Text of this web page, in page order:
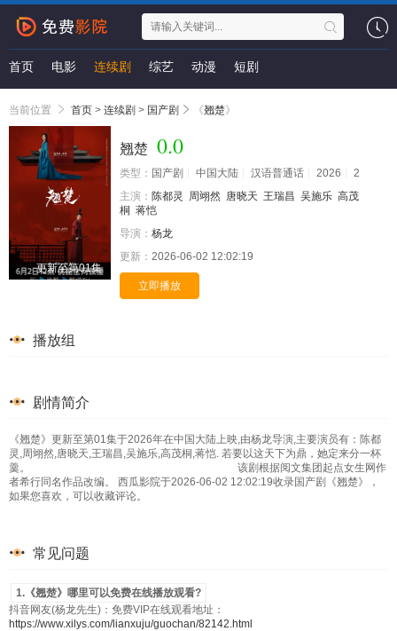
首页 电影 连续剧 综艺 动漫 短剧
当前位置 首页 > 连续剧 > 国产剧 《翘楚》
更新至第01集
翘楚 0.0
类型： 国产剧 中国大陆 汉语普通话 2026
2
主演： 陈都灵 周翊然 唐晓天 王瑞昌 吴施乐 高茂
桐 蒋恺
导演： 杨龙
更新： 2026-06-02 12:02:19
立即播放
播放组
剧情简介
《翘楚》更新至第01集于2026年在中国大陆上映,由杨龙导演,主要演员有：陈都
灵,周翊然,唐晓天,王瑞昌,吴施乐,高茂桐,蒋恺. 若要以这天下为鼎，她定来分一杯
羹。 该剧根据阅文集团起点女生网作
者希行同名作品改编。 西瓜影院于2026-06-02 12:02:19收录国产剧《翘楚》，
如果您喜欢，可以收藏评论。
常见问题
1.《翘楚》哪里可以免费在线播放观看?
抖音网友(杨龙先生)：免费VIP在线观看地址：
https://www.xilys.com/lianxuju/guochan/82142.html